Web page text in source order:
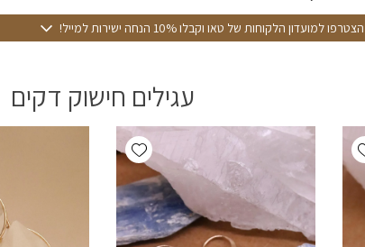
הצטרפו למועדון הלקוחות של טאו וקבלו 10% הנחה ישירות למייל!
עגילים חישוק דקים
Add
Add wishlist